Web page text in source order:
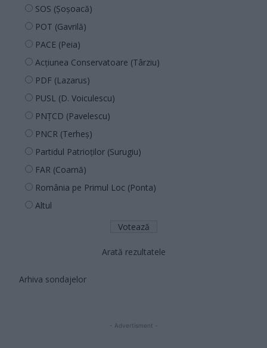
SOS (Șoșoacă)
POT (Gavrilă)
PACE (Peia)
Acțiunea Conservatoare (Târziu)
PDF (Lazarus)
PUSL (D. Voiculescu)
PNȚCD (Pavelescu)
PNCR (Terheș)
Partidul Patrioților (Surugiu)
FAR (Coarnă)
România pe Primul Loc (Ponta)
Altul
Arată rezultatele
Arhiva sondajelor
- Advertisment -